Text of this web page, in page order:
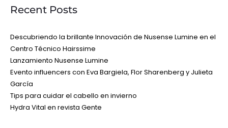
Recent Posts
Descubriendo la brillante Innovación de Nusense Lumine en el
Centro Técnico Hairssime
Lanzamiento Nusense Lumine
Evento influencers con Eva Bargiela, Flor Sharenberg y Julieta
García
Tips para cuidar el cabello en invierno
Hydra Vital en revista Gente